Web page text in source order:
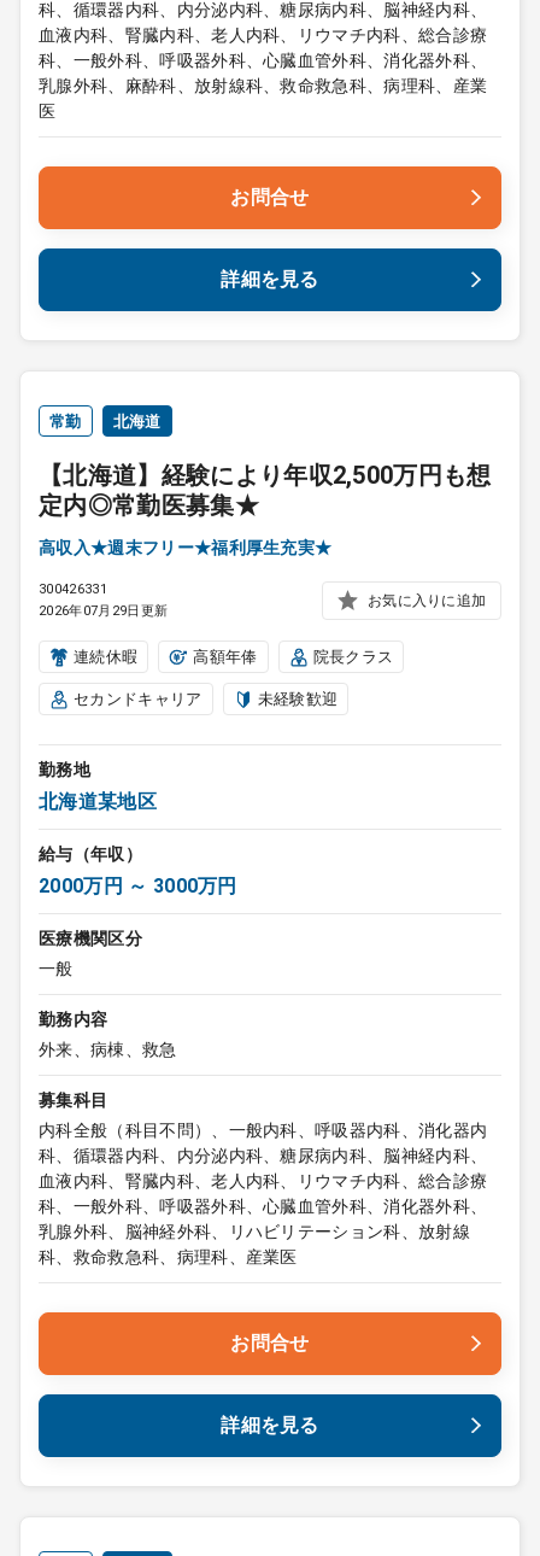
科、循環器内科、内分泌内科、糖尿病内科、脳神経内科、
血液内科、腎臓内科、老人内科、リウマチ内科、総合診療
科、一般外科、呼吸器外科、心臓血管外科、消化器外科、
乳腺外科、麻酔科、放射線科、救命救急科、病理科、産業
医
お問合せ
詳細を見る
常勤 北海道
【北海道】経験により年収2,500万円も想
定内◎常勤医募集★
高収入★週末フリー★福利厚生充実★
300426331
2026年07月29日更新
お気に入りに追加
連続休暇 高額年俸 院長クラス
セカンドキャリア 未経験歓迎
勤務地
北海道某地区
給与（年収）
2000万円 ～ 3000万円
医療機関区分
一般
勤務内容
外来、病棟、救急
募集科目
内科全般（科目不問）、一般内科、呼吸器内科、消化器内
科、循環器内科、内分泌内科、糖尿病内科、脳神経内科、
血液内科、腎臓内科、老人内科、リウマチ内科、総合診療
科、一般外科、呼吸器外科、心臓血管外科、消化器外科、
乳腺外科、脳神経外科、リハビリテーション科、放射線
科、救命救急科、病理科、産業医
お問合せ
詳細を見る